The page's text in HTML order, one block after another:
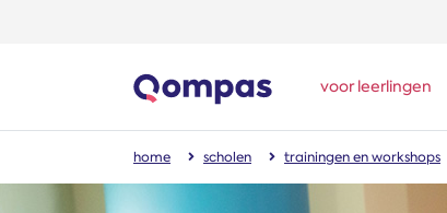
voor leerlingen
home scholen trainingen en workshops